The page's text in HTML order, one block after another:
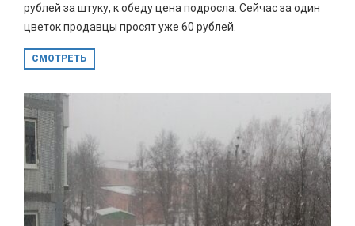
рублей за штуку, к обеду цена подросла. Сейчас за один
цветок продавцы просят уже 60 рублей.
СМОТРЕТЬ